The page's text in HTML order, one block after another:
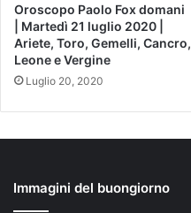
Oroscopo Paolo Fox domani
| Martedì 21 luglio 2020 |
Ariete, Toro, Gemelli, Cancro,
Leone e Vergine
Luglio 20, 2020
Immagini del buongiorno